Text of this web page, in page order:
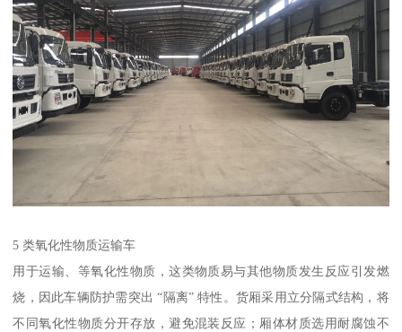
5 类氧化性物质运输车​
用于运输、等氧化性物质，这类物质易与其他物质发生反应引发燃
烧，因此车辆防护需突出 “隔离” 特性。货厢采用立分隔式结构，将
不同氧化性物质分开存放，避免混装反应；厢体材质选用耐腐蚀不